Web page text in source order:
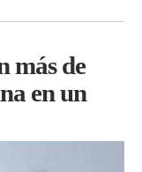
más de
en un